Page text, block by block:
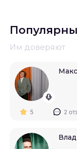
Им доверяют
5 2